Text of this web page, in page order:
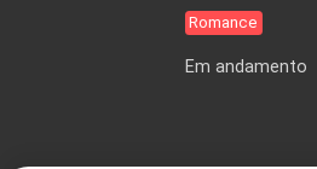
Romance
Em andamento